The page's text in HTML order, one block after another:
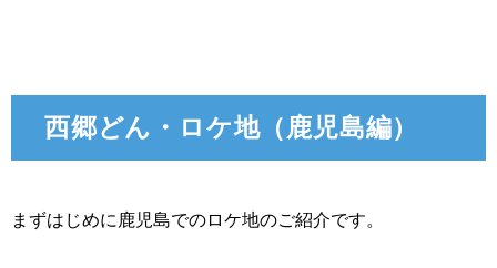
西郷どん・ロケ地（鹿児島編）
まずはじめに鹿児島でのロケ地のご紹介です。